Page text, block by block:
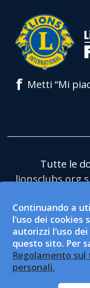
Continuando a
l’uso dei cookies
autorizzi l’uso
questo sito. Per
Regolamento
personali.
f Metti “Mi
Tutte le
lionsclubs.org
501(c)(3)
International
servizio sociale
è qualificata
delle